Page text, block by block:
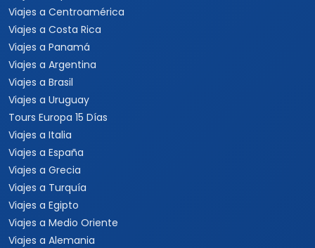
Viajes a Centroamérica
Viajes a Costa Rica
Viajes a Panamá
Viajes a Argentina
Viajes a Brasil
Viajes a Uruguay
Tours Europa 15 Días
Viajes a Italia
Viajes a España
Viajes a Grecia
Viajes a Turquía
Viajes a Egipto
Viajes a Medio Oriente
Viajes a Alemania